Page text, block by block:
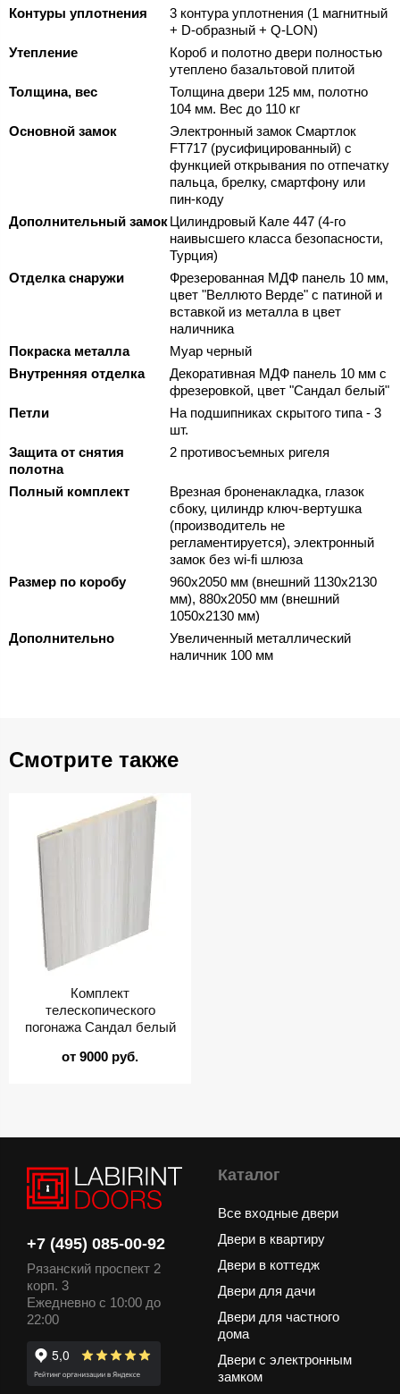
Контуры уплотнения
3 контура уплотнения (1 магнитный
+ D-образный + Q-LON)
Утепление
Короб и полотно двери полностью
утеплено базальтовой плитой
Толщина, вес
Толщина двери 125 мм, полотно
104 мм. Вес до 110 кг
Основной замок
Электронный замок Смартлок
FT717 (русифицированный) с
функцией открывания по отпечатку
пальца, брелку, смартфону или
пин-коду
Дополнительный замокЦилиндровый Кале 447 (4-го
наивысшего класса безопасности,
Турция)
Отделка снаружи
Фрезерованная МДФ панель 10 мм,
цвет "Веллюто Верде" с патиной и
вставкой из металла в цвет
наличника
Покраска металла
Муар черный
Внутренняя отделка
Декоративная МДФ панель 10 мм с
фрезеровкой, цвет "Сандал белый"
Петли
На подшипниках скрытого типа - 3
шт.
Защита от снятия
полотна
2 противосъемных ригеля
Полный комплект
Врезная броненакладка, глазок
сбоку, цилиндр ключ-вертушка
(производитель не
регламентируется), электронный
замок без wi-fi шлюза
Размер по коробу
960х2050 мм (внешний 1130х2130
мм), 880х2050 мм (внешний
1050х2130 мм)
Дополнительно
Увеличенный металлический
наличник 100 мм
Смотрите также
Комплект
телескопического
погонажа Сандал белый
от 9000 руб.
+7 (495) 085-00-92
Рязанский проспект 2
корп. 3
Ежедневно с 10:00 до
22:00
Каталог
Все входные двери
Двери в квартиру
Двери в коттедж
Двери для дачи
Двери для частного
дома
Двери с электронным
замком